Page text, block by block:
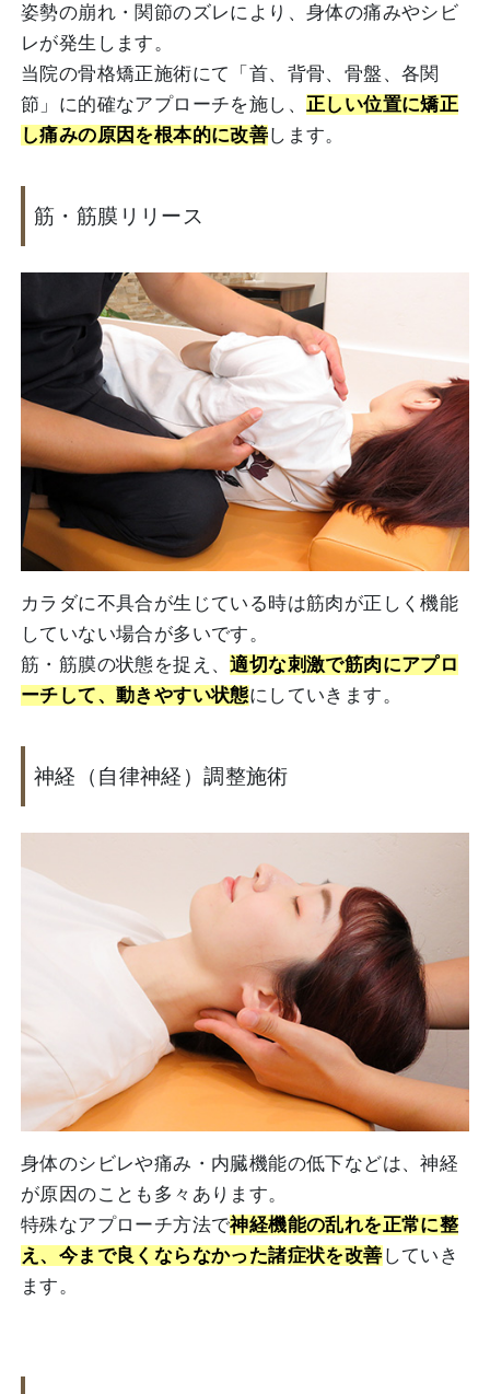
姿勢の崩れ・関節のズレにより、身体の痛みやシビ
レが発生します。
当院の骨格矯正施術にて「首、背骨、骨盤、各関
節」に的確なアプローチを施し、 正しい位置に矯正
し痛みの原因を根本的に改善します。
筋・筋膜リリース
カラダに不具合が生じている時は筋肉が正しく機能
していない場合が多いです。
筋・筋膜の状態を捉え、適切な刺激で筋肉にアプロ
ーチして、動きやすい状態にしていきます。
神経（自律神経）調整施術
身体のシビレや痛み・内臓機能の低下などは、神経
が原因のことも多々あります。
特殊なアプローチ方法で神経機能の乱れを正常に整
え、今まで良くならなかった諸症状を改善 していき
ます。